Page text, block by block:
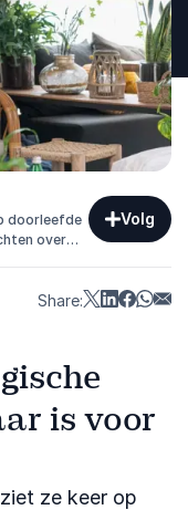
doorleefde
over
Volg
Share:
is voor
ze keer op